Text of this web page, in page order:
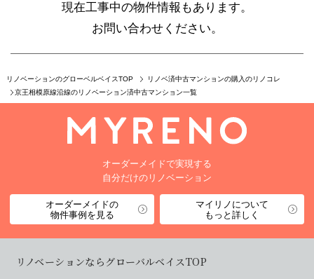
現在工事中の物件情報もあります。
お問い合わせください。
リノベーションのグローベルベイスTOP
リノベ済中古マンションの購入のリノコレ
京王相模原線沿線のリノベーション済中古マンション一覧
オーダーメイドで実現する
自分だけのリノベーション
オーダーメイドの
物件事例を見る
マイリノについて
もっと詳しく
リノベーションならグローバルベイスTOP